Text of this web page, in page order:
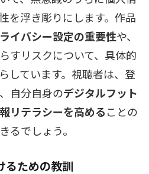
を浮き彫りにします。作品
イバシー設定の重要性や、
すリスクについて、具体的
しています。視聴者は、登
自分自身のデジタルフット
リテラシーを高めることの
るでしょう。
るための教訓